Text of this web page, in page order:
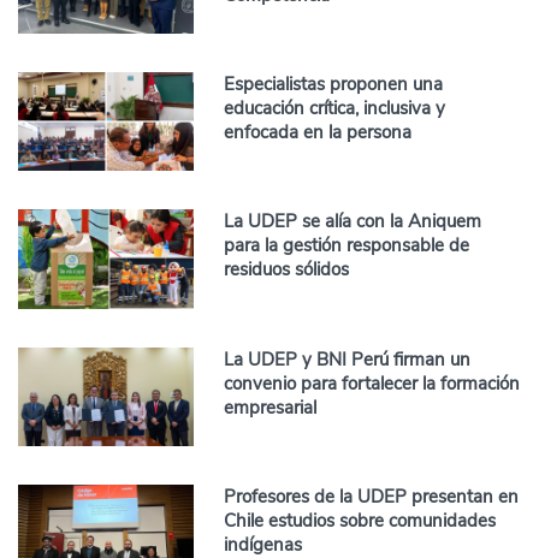
Especialistas proponen una
educación crítica, inclusiva y
enfocada en la persona
La UDEP se alía con la Aniquem
para la gestión responsable de
residuos sólidos
La UDEP y BNI Perú firman un
convenio para fortalecer la formación
empresarial
Profesores de la UDEP presentan en
Chile estudios sobre comunidades
indígenas